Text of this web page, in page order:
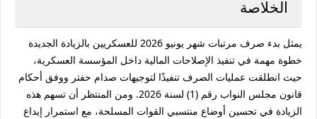
الخلاصة
يمثل بدء صرف مرتبات شهر يونيو 2026 للعسكريين بالزيادة الجديدة
خطوة مهمة في تنفيذ الإصلاحات المالية داخل المؤسسة العسكرية،
حيث انطلقت عمليات الصرف تنفيذًا لتوجيهات صدام حفتر ووفق أحكام
قانون مجلس النواب رقم (1) لسنة 2026
. ومن المنتظر أن تسهم هذه
الزيادة في تحسين أوضاع منتسبي القوات المسلحة، مع استمرار إيداع